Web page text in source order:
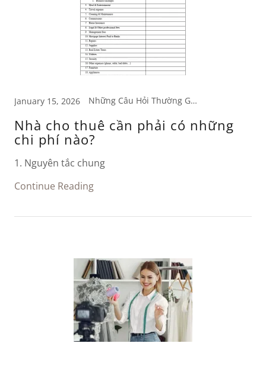
January 15, 2026 Những Câu Hỏi Thường Gặp, Tìm Hiểu về Thuế
Nhà cho thuê cần phải có những
chi phí nào?
1. Nguyên tắc chung
Continue Reading